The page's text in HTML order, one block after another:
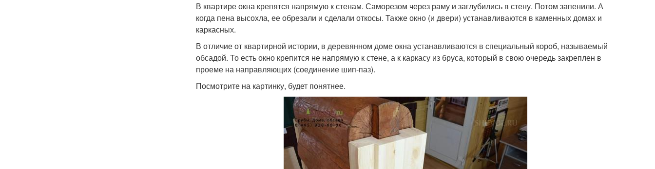
В квартире окна крепятся напрямую к стенам. Саморезом через раму и заглубились в стену. Потом запенили. А
когда пена высохла, ее обрезали и сделали откосы. Также окно (и двери) устанавливаются в каменных домах и
каркасных.
В отличие от квартирной истории, в деревянном доме окна устанавливаются в специальный короб, называемый
обсадой. То есть окно крепится не напрямую к стене, а к каркасу из бруса, который в свою очередь закреплен в
проеме на направляющих (соединение шип-паз).
Посмотрите на картинку, будет понятнее.